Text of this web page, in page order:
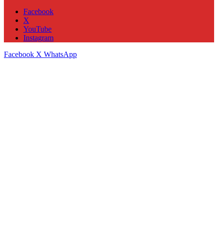
Facebook
X
YouTube
Instagram
Facebook X WhatsApp